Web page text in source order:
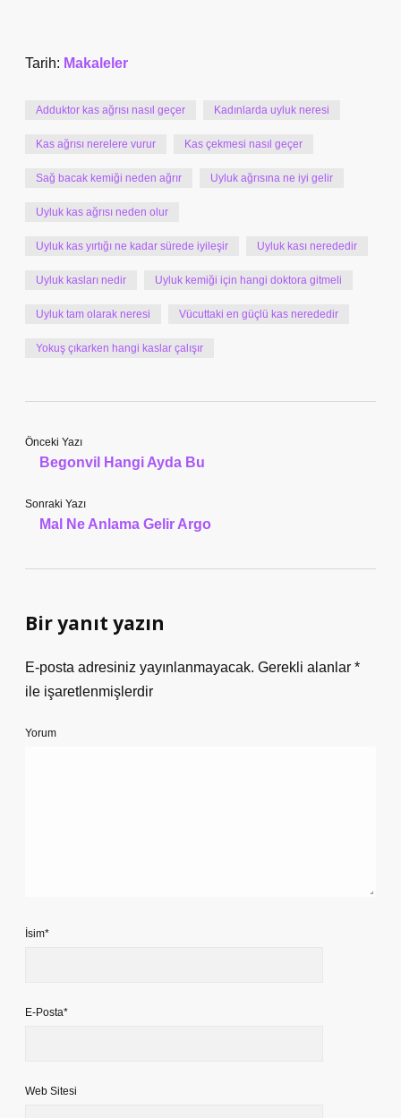
Tarih: Makaleler
Adduktor kas ağrısı nasıl geçer Kadınlarda uyluk neresi
Kas ağrısı nerelere vurur Kas çekmesi nasıl geçer
Sağ bacak kemiği neden ağrır Uyluk ağrısına ne iyi gelir
Uyluk kas ağrısı neden olur
Uyluk kas yırtığı ne kadar sürede iyileşir Uyluk kası nerededir
Uyluk kasları nedir Uyluk kemiği için hangi doktora gitmeli
Uyluk tam olarak neresi Vücuttaki en güçlü kas nerededir
Yokuş çıkarken hangi kaslar çalışır
Önceki Yazı
Begonvil Hangi Ayda Bu
Sonraki Yazı
Mal Ne Anlama Gelir Argo
Bir yanıt yazın
E-posta adresiniz yayınlanmayacak. Gerekli alanlar *
ile işaretlenmişlerdir
Yorum
İsim*
E-Posta*
Web Sitesi